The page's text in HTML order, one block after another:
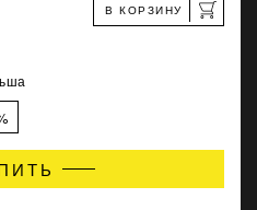
В КОРЗИНУ